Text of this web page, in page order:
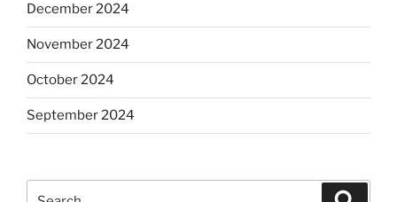
December 2024
November 2024
October 2024
September 2024